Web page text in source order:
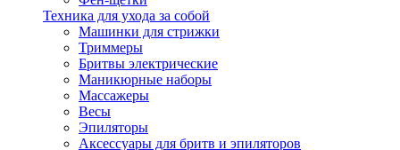
Техника для ухода за собой
Машинки для стрижки
Триммеры
Бритвы электрические
Маникюрные наборы
Массажеры
Весы
Эпиляторы
Аксессуары для бритв и эпиляторов